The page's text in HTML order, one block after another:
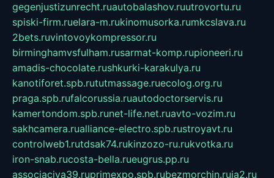
gegenjustizunrecht.ruautobalashov.ruutrovortu.ru
spiski-firm.ruelara-m.rukinomusorka.rumkcslava.ru
2bets.ruvintovoykompressor.ru
birminghamvsfulham.rusarmat-komp.rupioneeri.ru
amadis-chocolate.rushkurki-karakulya.ru
kanotiforet.spb.rututmassage.ruecolog.org.ru
praga.spb.rufalcorussia.ruautodoctorservis.ru
kamertondom.spb.runet-life.net.ruavto-vozim.ru
sakhcamera.rualliance-electro.spb.rustroyavt.ru
controlweb1.rutdsak74.rukinzozo-ru.rukvotka.ru
iron-snab.rucosta-bella.rueugrus.pp.ru
associaciya39.ruprimexpo.spb.rubezmorchin.ruia2.ru